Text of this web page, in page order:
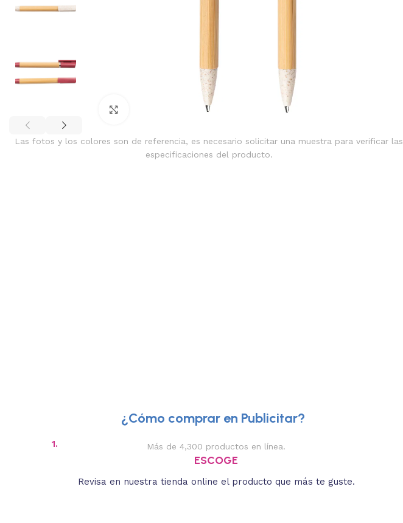
Las fotos y los colores son de referencia, es necesario solicitar una muestra para verificar las
especificaciones del producto.
¿Cómo comprar en Publicitar?
1. Más de 4,300 productos en línea.
ESCOGE
Revisa en nuestra tienda online el producto que más te guste.